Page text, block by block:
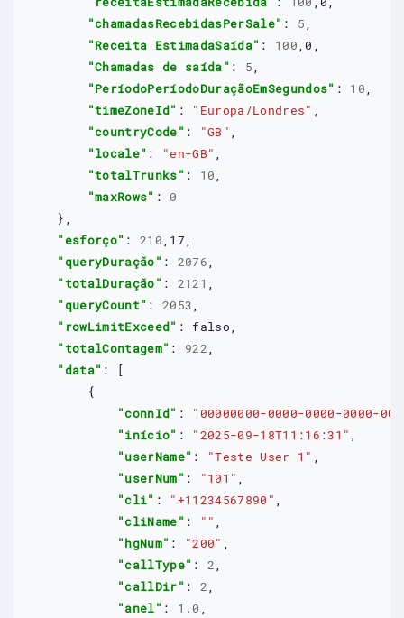
"chamadasRecebidasPerSale" : 5,
"Receita EstimadaSaída" : 100, 0,
"Chamadas de saída" : 5,
"PeríodoPeríodoDuraçãoEmSegundos" : 10,
"timeZoneId" : "Europa/Londres" ,
"countryCode" : "GB" ,
"locale" : "en-GB" ,
"totalTrunks" : 10,
"maxRows" : 0
    },
"esforço" : 210, 17,
"queryDuração" : 2076,
"totalDuração" : 2121 ,
"queryCount" : 2053,
"rowLimitExceed" : falso,
"totalContagem" : 922,
"data" : [
        {
"connId" : "00000000-0000-0000-0000-
"início" : "2025-09-18T11:16:31" ,
"userName" : "Teste User 1" ,
"userNum" : "101" ,
"cli" : "+11234567890" ,
"cliName" : "" ,
"hgNum" : "200" ,
"callType" : 2,
"callDir" : 2,
"anel" : 1.0 ,